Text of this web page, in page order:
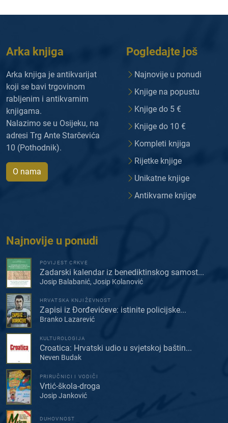
Arka knjiga
Arka knjiga je antikvarijat
koji se bavi trgovinom
rabljenim i antikvarnim
knjigama.
Nalazimo se u Osijeku, na
adresi Trg Ante Starčevića
10 (Pothodnik).
O nama
Pogledajte još
Najnovije u ponudi
Knjige na popustu
Knjige do 5 €
Knjige do 10 €
Kompleti knjiga
Rijetke knjige
Unikatne knjige
Antikvarne knjige
Najnovije u ponudi
POVIJEST CRKVE
Zadarski kalendar iz benediktinskog samost...
Josip Balabanić, Josip Kolanović
HRVATSKA KNJIŽEVNOST
Zapisi iz Đorđevićeve: istinite policijske...
Branko Lazarević
KULTUROLOGIJA
Croatica: Hrvatski udio u svjetskoj baštin...
Neven Budak
PRIRUČNICI I VODIČI
Vrtić-škola-droga
Josip Janković
DUHOVNOST